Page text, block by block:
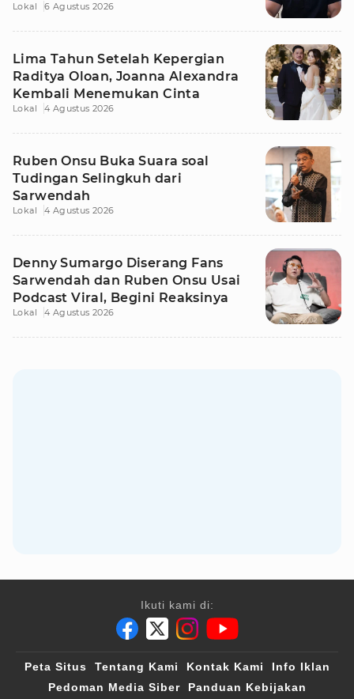
Lokal 6 Agustus 2026
Lima Tahun Setelah Kepergian
Raditya Oloan, Joanna Alexandra
Kembali Menemukan Cinta
Lokal 4 Agustus 2026
Ruben Onsu Buka Suara soal
Tudingan Selingkuh dari
Sarwendah
Lokal 4 Agustus 2026
Denny Sumargo Diserang Fans
Sarwendah dan Ruben Onsu Usai
Podcast Viral, Begini Reaksinya
Lokal 4 Agustus 2026
Ikuti kami di:
Peta Situs Tentang Kami Kontak Kami
Info Iklan
Pedoman Media Siber
Panduan Kebijakan